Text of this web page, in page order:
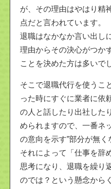
が、その理由はやはり精
点だと言われています。
退職はなかなか言い出し
理由からその決心がつか
ことを決めた方は多いで
そこで退職代行を使うこ
った時にすぐに業者に依
の人と話したり出社した
められますので、一番ネ
の意向を示す”部分が無く
それによって「仕事を辞
思考になり、退職を繰り
のでは？という懸念から